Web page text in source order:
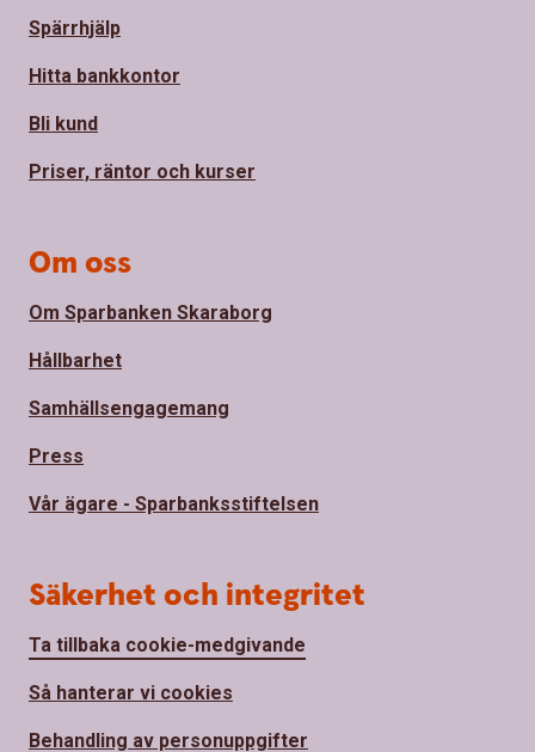
Spärrhjälp
Hitta bankkontor
Bli kund
Priser, räntor och kurser
Om oss
Om Sparbanken Skaraborg
Hållbarhet
Samhällsengagemang
Press
Vår ägare - Sparbanksstiftelsen
Säkerhet och integritet
Ta tillbaka cookie-medgivande
Så hanterar vi cookies
Behandling av personuppgifter